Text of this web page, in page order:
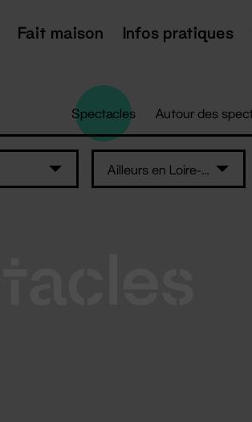
Fait maison Infos pratiques
Spectacles Autour des
Ailleurs en Loire-Atlantique